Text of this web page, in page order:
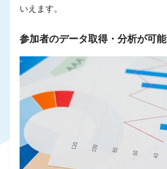
いえます。
参加者のデータ取得・分析が可能